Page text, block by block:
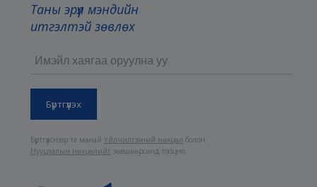
Таны эрүүл мэндийн
итгэлтэй зөвлөх
Бүртгүүлснээр та манайҮйлчилгээний нөхцөл болон
Нууцлалын нөхцөлийг зөвшөөрсөнд тооцно.